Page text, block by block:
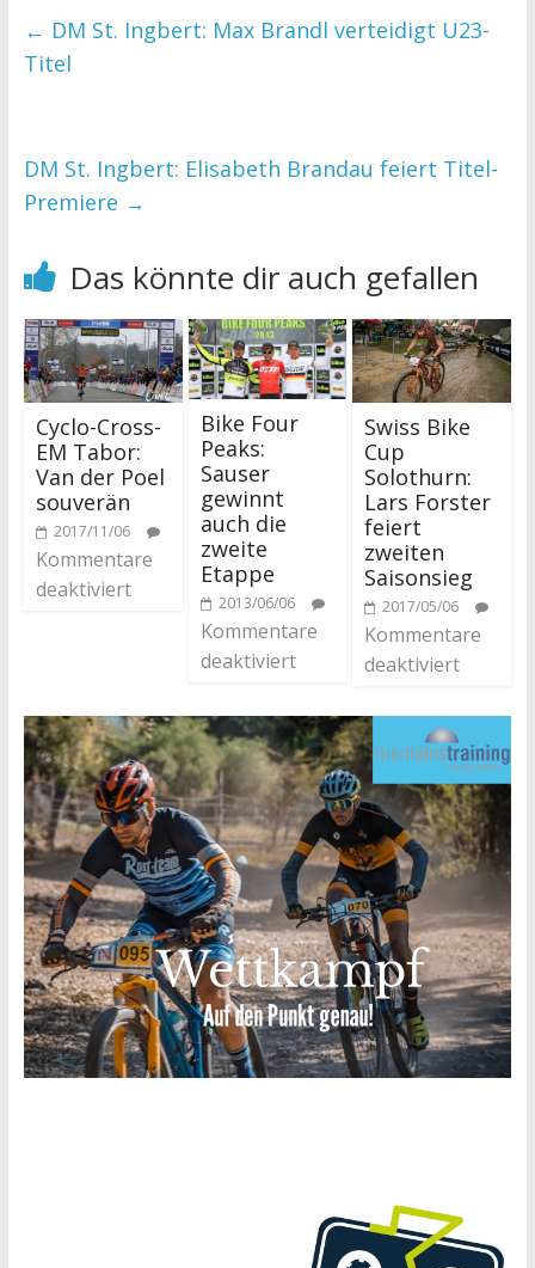
← DM St. Ingbert: Max Brandl verteidigt U23-
Titel
DM St. Ingbert: Elisabeth Brandau feiert Titel-
Premiere →
Das könnte dir auch gefallen
Cyclo-Cross-
EM Tabor:
Van der Poel
souverän
2017/11/06
Kommentare
deaktiviert
Bike Four
Peaks:
Sauser
gewinnt
auch die
zweite
Etappe
2013/06/06
Kommentare
deaktiviert
Swiss Bike
Cup
Solothurn:
Lars Forster
feiert
zweiten
Saisonsieg
2017/05/06
Kommentare
deaktiviert